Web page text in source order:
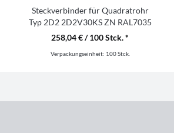
Steckverbinder für Quadratrohr
Typ 2D2 2D2V30KS ZN RAL7035
258,04 € / 100 Stck. *
Verpackungseinheit: 100 Stck.